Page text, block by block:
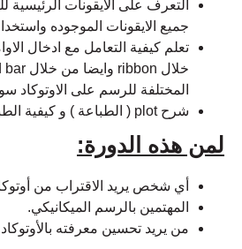
التعرف على الايقونات الرئيسية
جميع الايقونات الموجوده
تعلم كيفية التعامل مع ادخال
المختلفة للرسم على الاوتوكاد سواء
شرح plot ( الطباعة ) و كيفية الطباعة ب scale مناسب.
لمن هذه الدورة:
أي شخص يريد الاقتراب من أوتوكاد.
المهتمين بالرسم الميكانيكي.
من يريد تحسين معرفته بالأوتوكاد.